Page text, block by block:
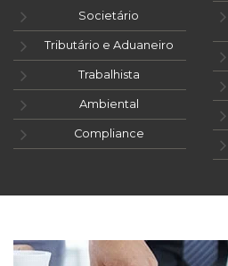
Societário
Tributário e Aduaneiro
Trabalhista
Ambiental
Compliance